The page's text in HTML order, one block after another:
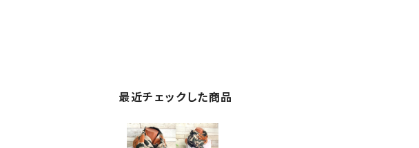
最近チェックした商品